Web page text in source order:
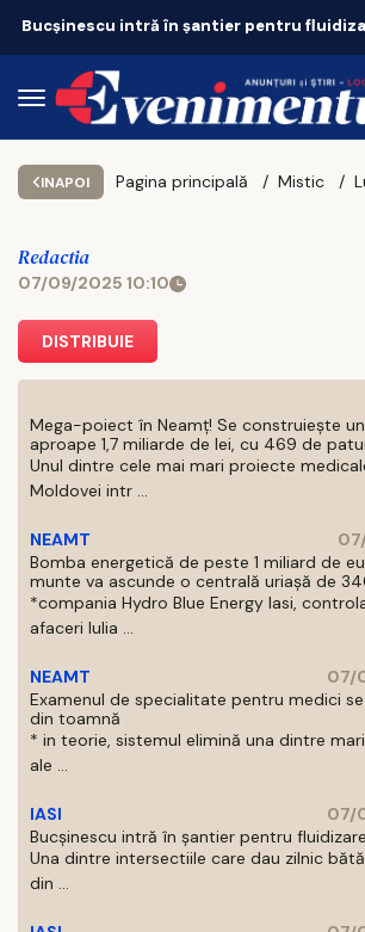
INAPOI Pagina principală Mistic
Redactia
07/09/2025 10:10
DISTRIBUIE
Mega-poiect în Neamț! Se construiește
aproape 1,7 miliarde de lei, cu 469 de
Unul dintre cele mai mari proiecte
Moldovei intr ...
NEAMT
Bomba energetică de peste 1 miliard de
munte va ascunde o centrală uriașă de
*compania Hydro Blue Energy Iasi,
afaceri Iulia ...
NEAMT
07/
Examenul de specialitate pentru medici
din toamnă
* in teorie, sistemul elimină una dintre
ale ...
IASI
07/
Bucșinescu intră în șantier pentru
Una dintre intersectiile care dau zilnic
din ...